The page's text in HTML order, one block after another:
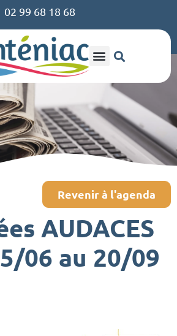
02 99 68 18 68
Revenir à l'agenda
AUDACES
06 au 20/09